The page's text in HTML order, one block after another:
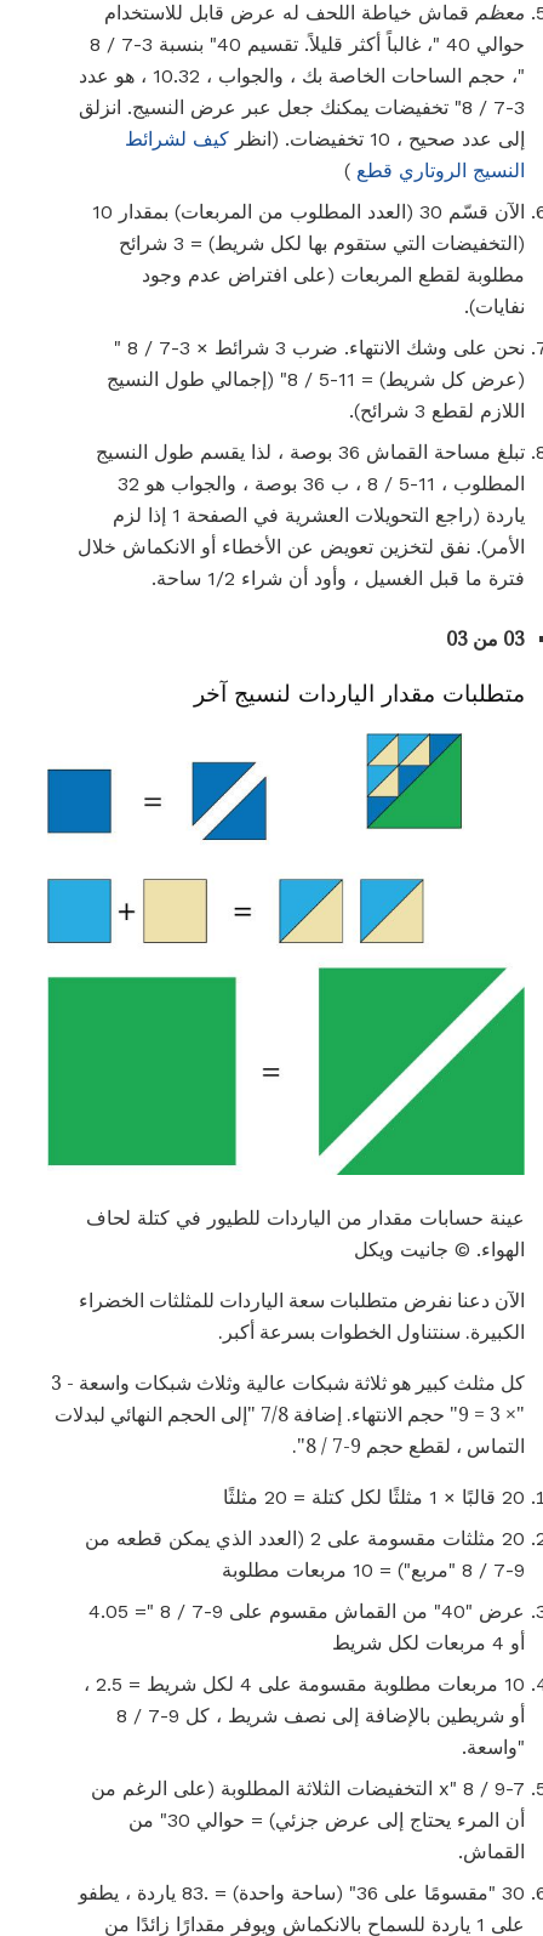
معظم قماش خياطة اللحف له عرض قابل للاستخدام
حوالي 40 "، غالباً أكثر قليلاً. تقسيم 40" بنسبة 3-7 / 8
"، حجم الساحات الخاصة بك ، والجواب ، 10.32 ، هو عدد
3-7 / 8" تخفيضات يمكنك جعل عبر عرض النسيج. انزلق
إلى عدد صحيح ، 10 تخفيضات. (انظر
كيف لشرائط
النسيج الروتاري قطع )
الآن قسّم 30 (العدد المطلوب من المربعات) بمقدار 10
(التخفيضات التي ستقوم بها لكل شريط) = 3 شرائح
مطلوبة لقطع المربعات (على افتراض عدم وجود
نفايات).
نحن على وشك الانتهاء. ضرب 3 شرائط × 3-7 / 8 "
(عرض كل شريط) = 11-5 / 8" (إجمالي طول النسيج
اللازم لقطع 3 شرائح).
تبلغ مساحة القماش 36 بوصة ، لذا يقسم طول النسيج
المطلوب ، 11-5 / 8 ، ب 36 بوصة ، والجواب هو 32
ياردة (راجع التحويلات العشرية في الصفحة 1 إذا لزم
الأمر). نفق لتخزين تعويض عن الأخطاء أو الانكماش خلال
فترة ما قبل الغسيل ، وأود أن شراء 1/2 ساحة.
03 من 03
متطلبات مقدار الياردات لنسيج آخر
عينة حسابات مقدار من الياردات للطيور في كتلة لحاف
الهواء. © جانيت ويكل
الآن دعنا نفرض متطلبات سعة الياردات للمثلثات الخضراء
الكبيرة. سنتناول الخطوات بسرعة أكبر.
كل مثلث كبير هو ثلاثة شبكات عالية وثلاث شبكات واسعة - 3
"× 3 = 9" حجم الانتهاء. إضافة 7/8 "إلى الحجم النهائي لبدلات
التماس ، لقطع حجم 9-7 / 8".
20 قالبًا × 1 مثلثًا لكل كتلة = 20 مثلثًا
20 مثلثات مقسومة على 2 (العدد الذي يمكن قطعه من
9-7 / 8 "مربع") = 10 مربعات مطلوبة
عرض "40" من القماش مقسوم على 9-7 / 8 "= 4.05
أو 4 مربعات لكل شريط
10 مربعات مطلوبة مقسومة على 4 لكل شريط = 2.5 ،
أو شريطين بالإضافة إلى نصف شريط ، كل 9-7 / 8
"واسعة.
9-7 / 8 "x التخفيضات الثلاثة المطلوبة (على الرغم من
أن المرء يحتاج إلى عرض جزئي) = حوالي 30" من
القماش.
30 "مقسومًا على 36" (ساحة واحدة) = .83 ياردة ، يطفو
على 1 ياردة للسماح بالانكماش ويوفر مقدارًا زائدًا من